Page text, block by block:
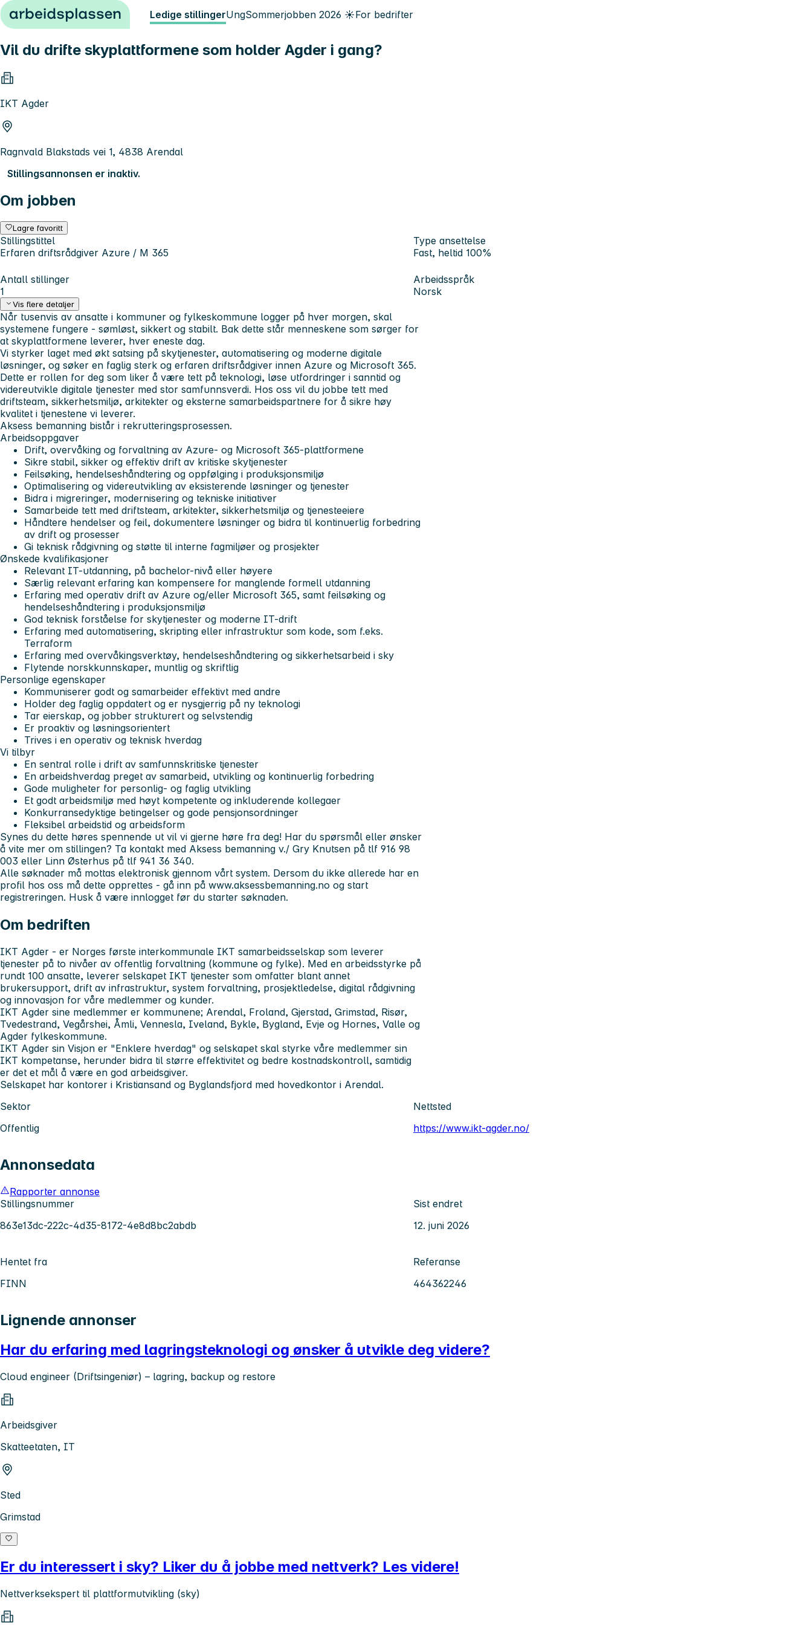
Hopp til innhold Ledige stillingerUngSommerjobben 2026 ☀️For bedrifter
Vil du drifte skyplattformene som holder Agder i gang?
IKT Agder
Ragnvald Blakstads vei 1, 4838 Arendal
Stillingsannonsen er inaktiv.
Om jobben
Lagre favoritt
Stillingstittel
Erfaren driftsrådgiver Azure / M 365
Type ansettelse
Fast, heltid 100%
Antall stillinger
1
Arbeidsspråk
Norsk
Vis flere detaljer
Når tusenvis av ansatte i kommuner og fylkeskommune logger på hver morgen, skal
systemene fungere - sømløst, sikkert og stabilt. Bak dette står menneskene som sørger for
at skyplattformene leverer, hver eneste dag.
Vi styrker laget med økt satsing på skytjenester, automatisering og moderne digitale
løsninger, og søker en faglig sterk og erfaren driftsrådgiver innen Azure og Microsoft 365.
Dette er rollen for deg som liker å være tett på teknologi, løse utfordringer i sanntid og
videreutvikle digitale tjenester med stor samfunnsverdi. Hos oss vil du jobbe tett med
driftsteam, sikkerhetsmiljø, arkitekter og eksterne samarbeidspartnere for å sikre høy
kvalitet i tjenestene vi leverer.
Aksess bemanning bistår i rekrutteringsprosessen.
Arbeidsoppgaver
Drift, overvåking og forvaltning av Azure- og Microsoft 365-plattformene
Sikre stabil, sikker og effektiv drift av kritiske skytjenester
Feilsøking, hendelseshåndtering og oppfølging i produksjonsmiljø
Optimalisering og videreutvikling av eksisterende løsninger og tjenester
Bidra i migreringer, modernisering og tekniske initiativer
Samarbeide tett med driftsteam, arkitekter, sikkerhetsmiljø og tjenesteeiere
Håndtere hendelser og feil, dokumentere løsninger og bidra til kontinuerlig forbedring
av drift og prosesser
Gi teknisk rådgivning og støtte til interne fagmiljøer og prosjekter
Ønskede kvalifikasjoner
Relevant IT-utdanning, på bachelor-nivå eller høyere
Særlig relevant erfaring kan kompensere for manglende formell utdanning
Erfaring med operativ drift av Azure og/eller Microsoft 365, samt feilsøking og
hendelseshåndtering i produksjonsmiljø
God teknisk forståelse for skytjenester og moderne IT-drift
Erfaring med automatisering, skripting eller infrastruktur som kode, som f.eks.
Terraform
Erfaring med overvåkingsverktøy, hendelseshåndtering og sikkerhetsarbeid i sky
Flytende norskkunnskaper, muntlig og skriftlig
Personlige egenskaper
Kommuniserer godt og samarbeider effektivt med andre
Holder deg faglig oppdatert og er nysgjerrig på ny teknologi
Tar eierskap, og jobber strukturert og selvstendig
Er proaktiv og løsningsorientert
Trives i en operativ og teknisk hverdag
Vi tilbyr
En sentral rolle i drift av samfunnskritiske tjenester
En arbeidshverdag preget av samarbeid, utvikling og kontinuerlig forbedring
Gode muligheter for personlig- og faglig utvikling
Et godt arbeidsmiljø med høyt kompetente og inkluderende kollegaer
Konkurransedyktige betingelser og gode pensjonsordninger
Fleksibel arbeidstid og arbeidsform
Synes du dette høres spennende ut vil vi gjerne høre fra deg! Har du spørsmål eller ønsker
å vite mer om stillingen? Ta kontakt med Aksess bemanning v./ Gry Knutsen på tlf 916 98
003 eller Linn Østerhus på tlf 941 36 340.
Alle søknader må mottas elektronisk gjennom vårt system. Dersom du ikke allerede har en
profil hos oss må dette opprettes - gå inn på www.aksessbemanning.no og start
registreringen. Husk å være innlogget før du starter søknaden.
Om bedriften
IKT Agder - er Norges første interkommunale IKT samarbeidsselskap som leverer
tjenester på to nivåer av offentlig forvaltning (kommune og fylke). Med en arbeidsstyrke på
rundt 100 ansatte, leverer selskapet IKT tjenester som omfatter blant annet
brukersupport, drift av infrastruktur, system forvaltning, prosjektledelse, digital rådgivning
og innovasjon for våre medlemmer og kunder.
IKT Agder sine medlemmer er kommunene; Arendal, Froland, Gjerstad, Grimstad, Risør,
Tvedestrand, Vegårshei, Åmli, Vennesla, Iveland, Bykle, Bygland, Evje og Hornes, Valle og
Agder fylkeskommune.
IKT Agder sin Visjon er "Enklere hverdag" og selskapet skal styrke våre medlemmer sin
IKT kompetanse, herunder bidra til større effektivitet og bedre kostnadskontroll, samtidig
er det et mål å være en god arbeidsgiver.
Selskapet har kontorer i Kristiansand og Byglandsfjord med hovedkontor i Arendal.
Sektor
Offentlig
Nettsted
https://www.ikt-agder.no/
Annonsedata
Rapporter annonse
Stillingsnummer
863e13dc-222c-4d35-8172-4e8d8bc2abdb
Sist endret
12. juni 2026
Hentet fra
FINN
Referanse
464362246
Lignende annonser
Har du erfaring med lagringsteknologi og ønsker å utvikle deg videre?
Cloud engineer (Driftsingeniør) – lagring, backup og restore
Arbeidsgiver
Skatteetaten, IT
Sted
Grimstad
Er du interessert i sky? Liker du å jobbe med nettverk? Les videre!
Nettverksekspert til plattformutvikling (sky)